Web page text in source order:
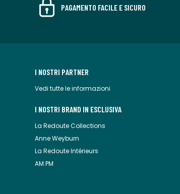
PAGAMENTO FACILE E SICURO
I NOSTRI PARTNER
Vedi tutte le informazioni
I NOSTRI BRAND IN ESCLUSIVA
La Redoute Collections
Anne Weyburn
La Redoute Intérieurs
AM.PM